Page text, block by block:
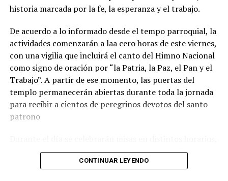
historia marcada por la fe, la esperanza y el trabajo.
De acuerdo a lo informado desde el tempo parroquial, la
actividades comenzarán a laa cero horas de este viernes,
con una vigilia que incluirá el canto del Himno Nacional
como signo de oración por “la Patria, la Paz, el Pan y el
Trabajo”. A partir de ese momento, las puertas del
templo permanecerán abiertas durante toda la jornada
para recibir a cientos de peregrinos devotos del santo
patrono
y el momento central será a las 15, cuando se llevará
adelante la tradicional procesión con la imagen de San
CONTINUAR LEYENDO